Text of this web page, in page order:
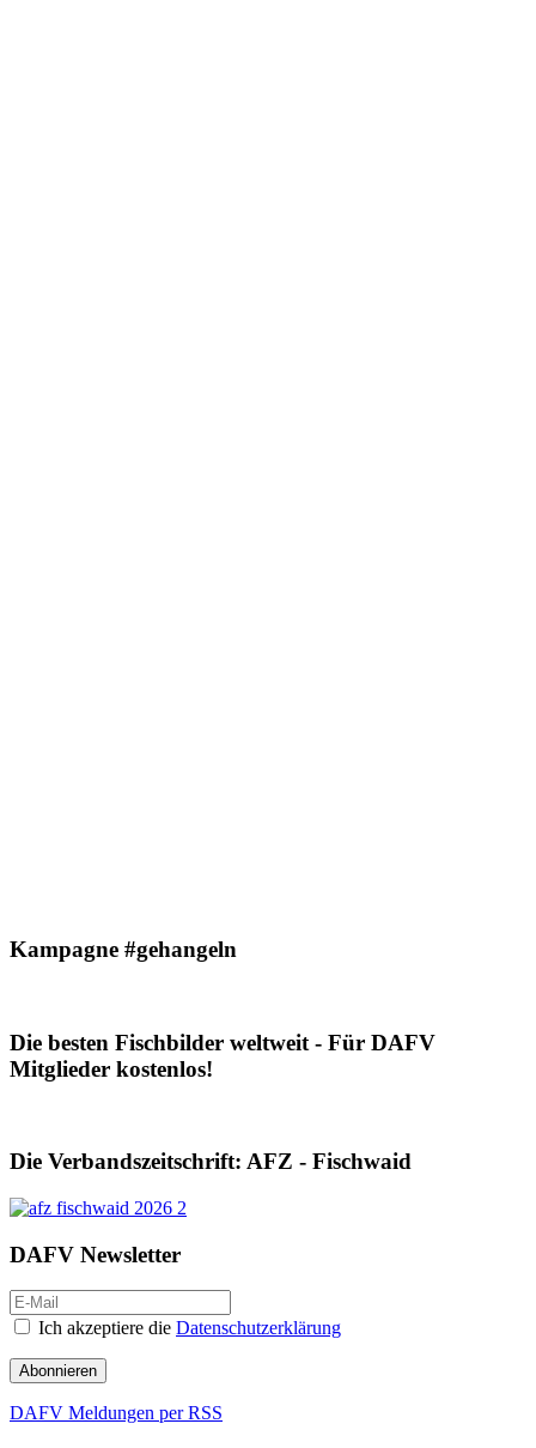
Kampagne #gehangeln
Die besten Fischbilder weltweit - Für DAFV
Mitglieder kostenlos!
Die Verbandszeitschrift: AFZ - Fischwaid
DAFV Newsletter
Ich akzeptiere die Datenschutzerklärung
Abonnieren
DAFV Meldungen per RSS